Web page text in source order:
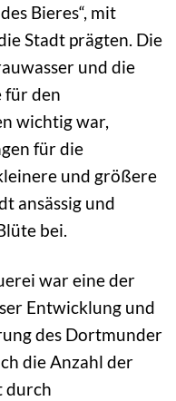
Bieres“, mit
Stadt prägten. Die
und die
für den
wichtig war,
für die
und größere
ansässig und
bei.
war eine der
Entwicklung und
des Dortmunder
die Anzahl der
durch